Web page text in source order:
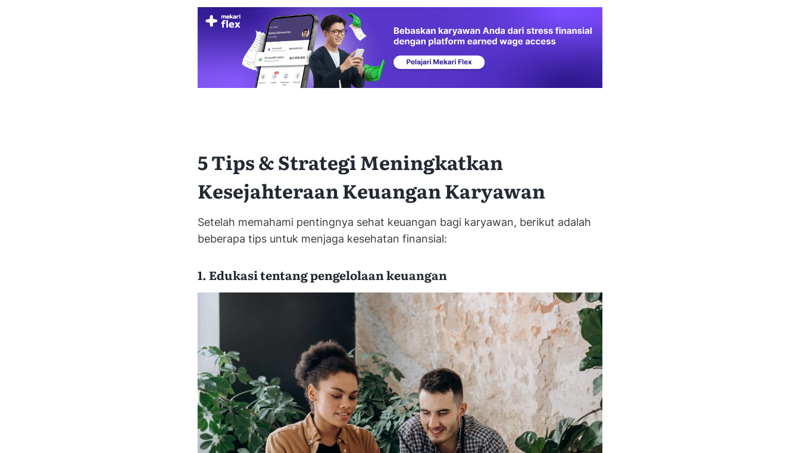
5 Tips & Strategi Meningkatkan
Kesejahteraan Keuangan Karyawan
Setelah memahami pentingnya sehat keuangan bagi karyawan, berikut adalah
beberapa tips untuk menjaga kesehatan finansial:
1. Edukasi tentang pengelolaan keuangan